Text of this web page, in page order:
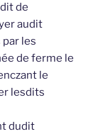
de
audit
les
de ferme le
le
lesdits
dudit